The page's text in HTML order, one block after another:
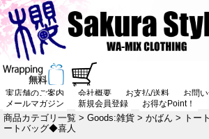
実店舗のご案内 会社概要 お支払/送料
お問
メールマガジン
新規会員登録 お得なPoint！
商品カテゴリ一覧 > Goods:雑貨 > かばん > トー
ートバッグ◆喜人